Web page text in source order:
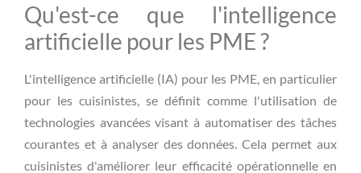
Qu'est-ce que l'intelligence
artificielle pour les PME ?
L'intelligence artificielle (IA) pour les PME, en particulier
pour les cuisinistes, se définit comme l'utilisation de
technologies avancées visant à automatiser des tâches
courantes et à analyser des données. Cela permet aux
cuisinistes d'améliorer leur efficacité opérationnelle en